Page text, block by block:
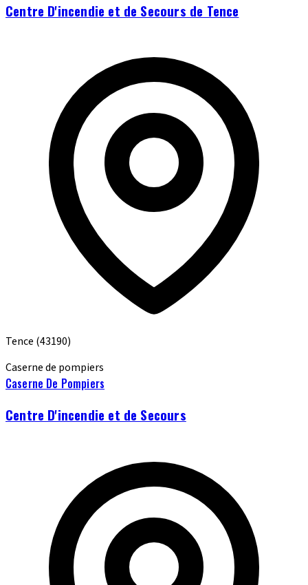
Centre D'incendie et de Secours de Tence
Tence (43190)
Caserne de pompiers
Caserne De Pompiers
Centre D'incendie et de Secours